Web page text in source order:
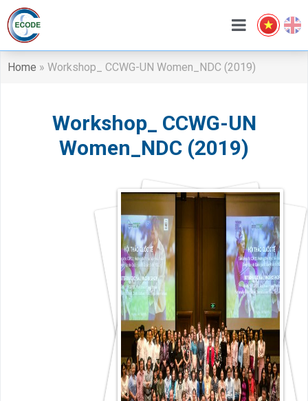
Home » Workshop_ CCWG-UN Women_NDC (2019)
Workshop_ CCWG-UN
Women_NDC (2019)